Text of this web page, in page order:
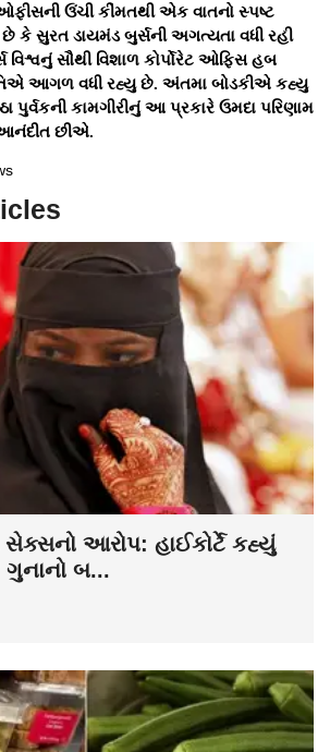
ઉંચી કીંમતથી એક વાતનો સ્પષ્ટ
કે સુરત ડાયમંડ બુર્સની અગત્યતા વધી રહી
સૌથી વિશાળ કોર્પોરેટ ઓફિસ હબ
આગળ વધી રહ્યુ છે. અંતમા બોડકીએ કહ્યુ
પુર્વકની કામગીરીનું આ પ્રકારે ઉમદા પરિણામ
છીએ.
સેક્સનો આરોપ: હાઈકોર્ટે કહ્યું
બ...